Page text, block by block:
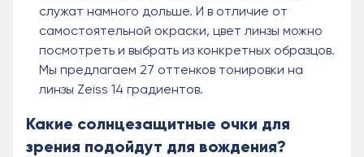
служат намного дольше. И в отличие от
самостоятельной окраски, цвет линзы можно
посмотреть и выбрать из конкретных образцов.
Мы предлагаем 27 оттенков тонировки на
линзы Zeiss 14 градиентов.
Какие солнцезащитные очки для
зрения подойдут для вождения?